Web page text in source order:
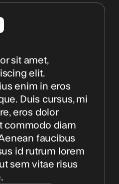
sit amet,
elit.
enim in eros
Duis cursus, mi
eros dolor
commodo diam
faucibus
id rutrum lorem
sem vitae risus